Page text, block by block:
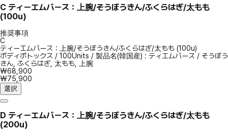
C ティーエムバース：上腕/そうぼうきん/ふくらはぎ/太もも
(100u)
推奨事項
C
ティーエムバース：上腕/そうぼうきん/ふくらはぎ/太もも (100u)
ボディボトックス / 100Units / 製品名(韓国産) : ティエムバース / そうぼう
きん, ふくらはぎ, 太もも, 上腕
₩68,900
₩75,900
選択
D ティーエムバース：上腕/そうぼうきん/ふくらはぎ/太もも
(200u)